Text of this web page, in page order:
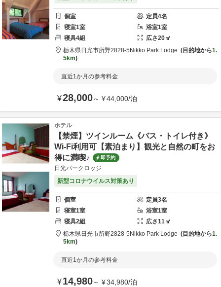
個室 定員4名
寝室1室 浴室1室
寝具4組 広さ20㎡
栃木県日光市所野2828-5 Nikko Park Lodge 目的地から1.
5km
直近1か月の参考料金
¥28,000～ ¥44,000/泊
ホテル
【禁煙】ツインルーム《バス・トイレ付き》
Wi-Fi利用可【素泊まり】観光と自然の町をお
得に満喫♪
即予約
日光パークロッジ
新型コロナウイルス対策あり
個室 定員3名
寝室1室 浴室1室
寝具2組 広さ11㎡
栃木県日光市所野2828-5 Nikko Park Lodge 目的地から1.
5km
直近1か月の参考料金
¥14,980～ ¥34,980/泊